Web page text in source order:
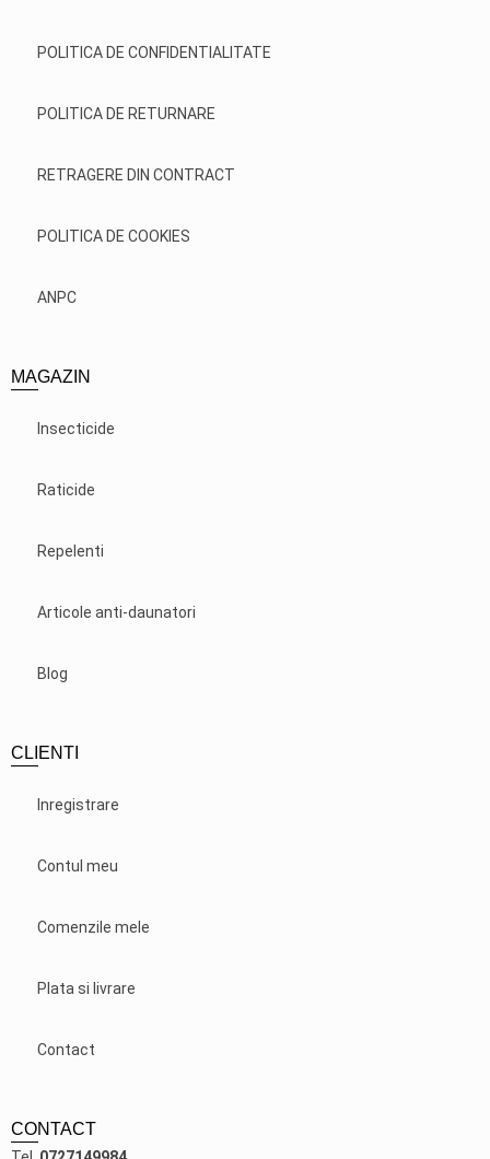
POLITICA DE CONFIDENTIALITATE
POLITICA DE RETURNARE
RETRAGERE DIN CONTRACT
POLITICA DE COOKIES
ANPC
MAGAZIN
Insecticide
Raticide
Repelenti
Articole anti-daunatori
Blog
CLIENTI
Inregistrare
Contul meu
Comenzile mele
Plata si livrare
Contact
CONTACT